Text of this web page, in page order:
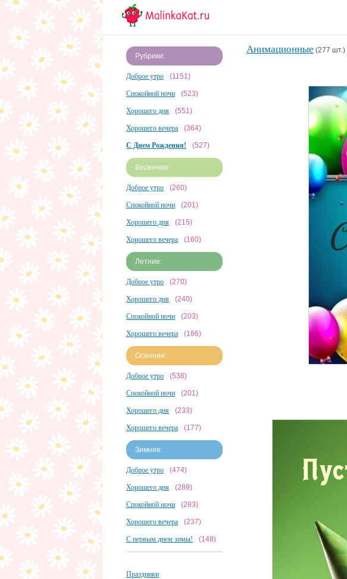
Рубрики:
Доброе утро (1151)
Спокойной ночи (523)
Хорошего дня (551)
Хорошего вечера (364)
С Днем Рождения! (527)
Весенние:
Доброе утро (260)
Спокойной ночи (201)
Хорошего дня (215)
Хорошего вечера (160)
Летние:
Доброе утро (270)
Хорошего дня (240)
Спокойной ночи (203)
Хорошего вечера (186)
Осенние:
Доброе утро (538)
Спокойной ночи (201)
Хорошего дня (233)
Хорошего вечера (177)
Зимние:
Доброе утро (474)
Хорошего дня (289)
Спокойной ночи (283)
Хорошего вечера (237)
С первым днем зимы! (148)
Праздники
Анимационные (277 шт.)